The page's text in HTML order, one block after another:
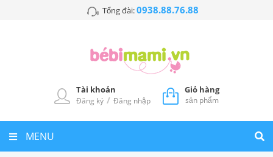
Tổng đài:0938.88.76.88
Tài khoản
Đăng ký / Đăng nhập
Giỏ hàng
sản phẩm
MENU